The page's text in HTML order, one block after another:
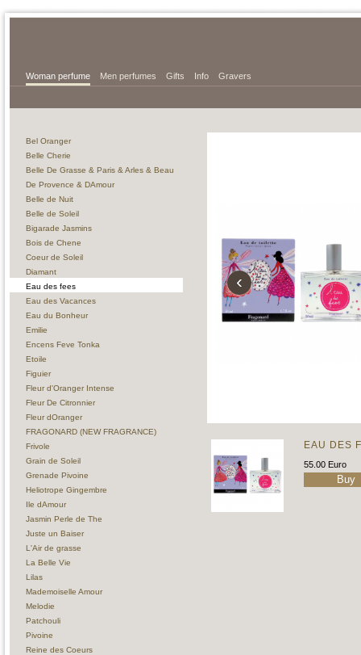
Woman perfume Men perfumes Gifts Info Gravers
Bel Oranger
Belle Cherie
Belle De Grasse & Paris & Arles & Beau
De Provence & DAmour
Belle de Nuit
Belle de Soleil
Bigarade Jasmins
Bois de Chene
Coeur de Soleil
Diamant
Eau des fees
Eau des Vacances
Eau du Bonheur
Emilie
Encens Feve Tonka
Etoile
Figuier
Fleur d'Oranger Intense
Fleur De Citronnier
Fleur dOranger
FRAGONARD (NEW FRAGRANCE)
Frivole
Grain de Soleil
Grenade Pivoine
Heliotrope Gingembre
Ile dAmour
Jasmin Perle de The
Juste un Baiser
L'Air de grasse
La Belle Vie
Lilas
Mademoiselle Amour
Melodie
Patchouli
Pivoine
Reine des Coeurs
‹
EAU DES
55.00 Euro